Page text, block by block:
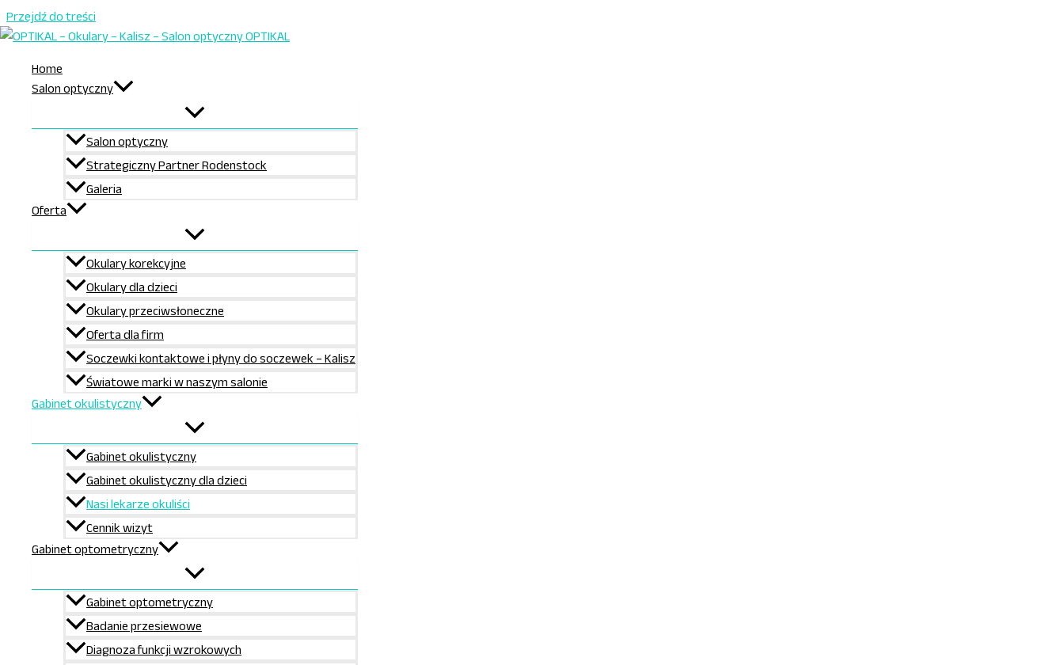
Przejdź do treści
Home
Salon optyczny
Salon optyczny
Strategiczny Partner Rodenstock
Galeria
Oferta
Okulary korekcyjne
Okulary dla dzieci
Okulary przeciwsłoneczne
Oferta dla firm
Soczewki kontaktowe i płyny do soczewek – Kalisz
Światowe marki w naszym salonie
Gabinet okulistyczny
Gabinet okulistyczny
Gabinet okulistyczny dla dzieci
Nasi lekarze okuliści
Cennik wizyt
Gabinet optometryczny
Gabinet optometryczny
Badanie przesiewowe
Diagnoza funkcji wzrokowych
Nasi lekarze okuliści
Nasi lekarze okuliści
lek. med. Magdalena Kuczyńska
poniedziałek
godz. 15:30-18:00
lek. med. Andrzej Ludwiczak
godz. 8:30-12:30
godz. 15:00-18:00
lek. med. Paulina Szczuraszek
Godziny przyjęć:
poniedziałekgodz. 15:0-17:30
Rejestracja telefoniczna
tel. 62-599-88-68
tel. 602-500-775
SAL ON OPTYCZNY OKULARY KALISZ